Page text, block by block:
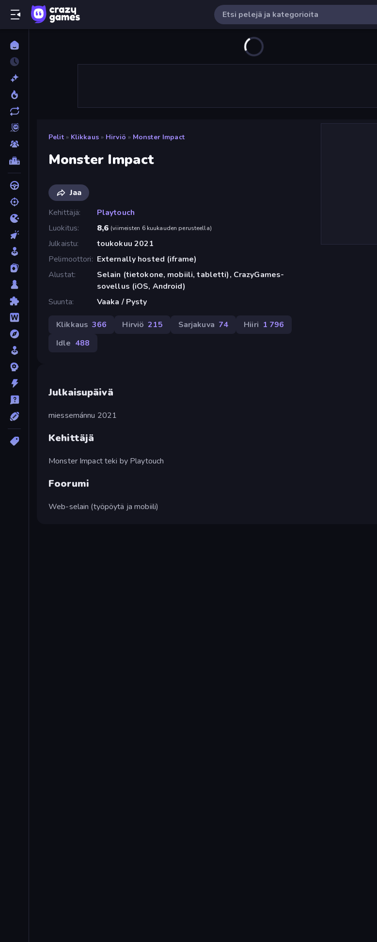
Pelit » Klikkaus » Hirviö » Monster Impact
Monster Impact
Jaa
Kehittäjä
Playtouch
Luokitus
8,6 (viimeisten 6 kuukauden perusteella)
Julkaistu
toukokuu 2021
Pelimoottori
Externally hosted (iframe)
Alustat
Selain (tietokone, mobiili, tabletti), CrazyGames-
sovellus (iOS, Android)
Suunta
Vaaka / Pysty
Klikkaus 366 Hirviö 215 Sarjakuva 74 Hiiri 1 796
Idle 488
Julkaisupäivä
miessemánnu 2021
Kehittäjä
Monster Impact teki by Playtouch
Foorumi
Web-selain (työpöytä ja mobiili)